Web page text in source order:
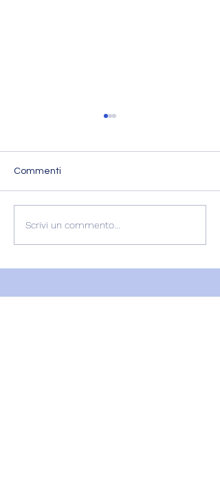
VENERE IN BILANCIA – 6
Commenti
Scrivi un commento...